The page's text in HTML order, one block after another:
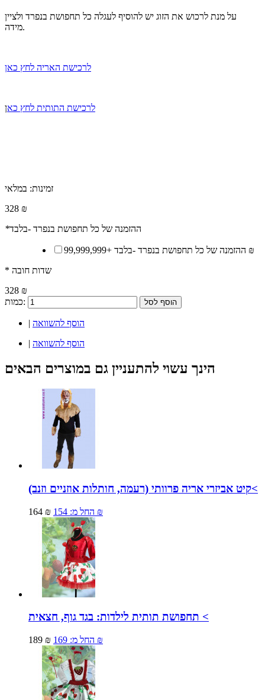
על מנת לרכוש את הזוג יש להוסיף לעגלה כל תחפושת בנפרד ולציין
מידה.
לרכישת האריה לחץ כאן
לרכישת התותית לחץ כאן
זמינות: במלאי
328 ₪
*ההזמנה של כל תחפושת בנפרד -בלבד
ההזמנה של כל תחפושת בנפרד -בלבד +
99,999,999 ₪
* שדות חובה
328 ₪
כמות:
הוסף לסל
| הוסף להשוואה
| הוסף להשוואה
הינך עשוי להתעניין גם במוצרים הבאים
קיט אביזרי אריה פרוותי (רעמה, חותלות אוזניים וזנב)<
164 ₪ החל מ: 154 ₪
תחפושת תותית לילדות: בגד גוף, חצאית <
189 ₪ החל מ: 169 ₪